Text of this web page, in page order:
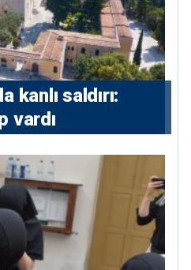
kanlı saldırı:
vardı